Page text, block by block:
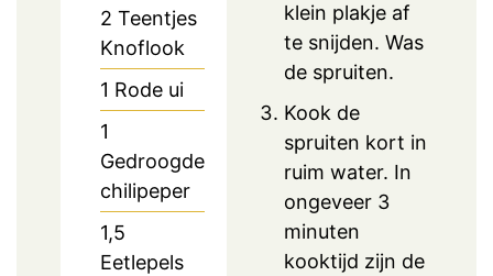
2 Teentjes
Knoflook
1 Rode ui
1
Gedroogde
chilipeper
1,5
Eetlepels
klein plakje af
te snijden. Was
de spruiten.
Kook de
spruiten kort in
ruim water. In
ongeveer 3
minuten
kooktijd zijn de